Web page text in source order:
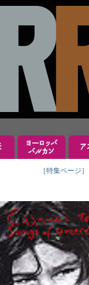
［特集ページ］